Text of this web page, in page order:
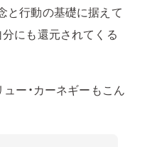
と行動の基礎に据えて
にも還元されてくる
ュー・カーネギーもこん